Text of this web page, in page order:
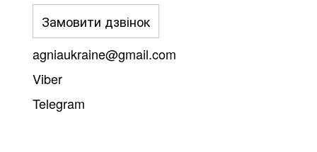
Замовити дзвінок
agniaukraine@gmail.com
Viber
Telegram